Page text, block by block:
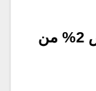
كندا تحقق هدف الناتو بتخصيص 2% من